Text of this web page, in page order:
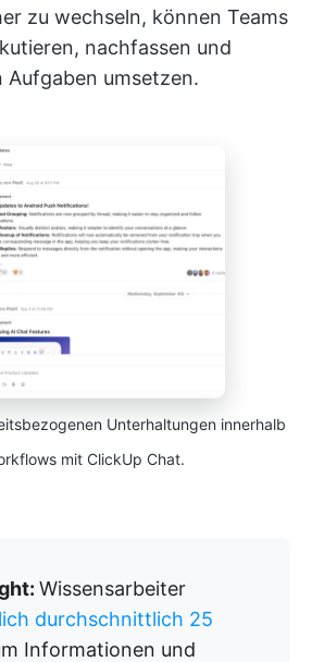
zu wechseln, können Teams
nachfassen und
umsetzen.
Unterhaltungen innerhalb
mit ClickUp Chat.
Wissensarbeiter
durchschnittlich 25
Informationen und